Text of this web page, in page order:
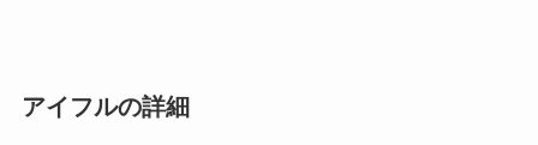
アイフルの詳細